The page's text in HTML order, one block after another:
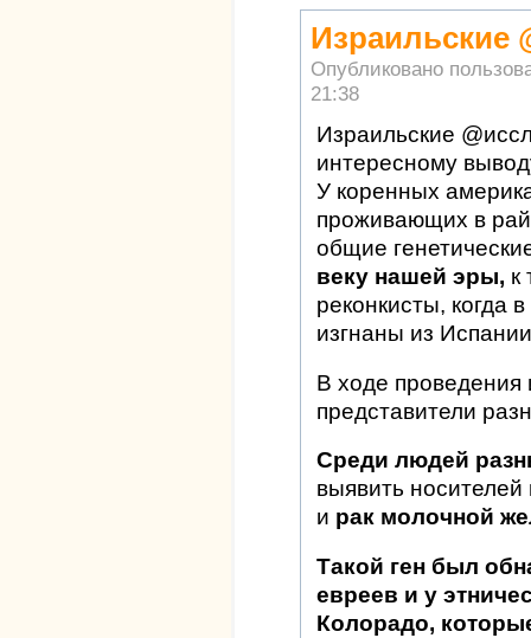
Израильские
Опубликовано
21:38
Израильские
интересному
У коренных
проживающих в
общие
веку нашей эры, к
реконкисты, когда
изгнаны из
В ходе проведения
представители
Среди людей
выявить
и рак молочной
Такой ген был
евреев и у
Колорадо,